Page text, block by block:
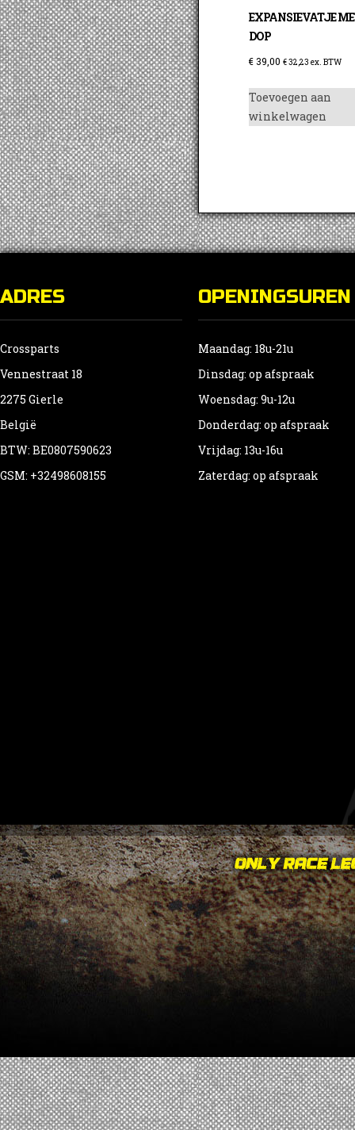
EXPANSIEVATJE
DOP
€ 39,00 €32,23 ex. BTW
Toevoegen aan
winkelwagen
ADRES
Crossparts
Vennestraat 18
2275 Gierle
België
BTW: BE0807590623
GSM: +32498608155
OPENINGSUREN
Maandag: 18u-21u
Dinsdag: op afspraak
Woensdag: 9u-12u
Donderdag: op afspraak
Vrijdag: 13u-16u
Zaterdag: op afspraak